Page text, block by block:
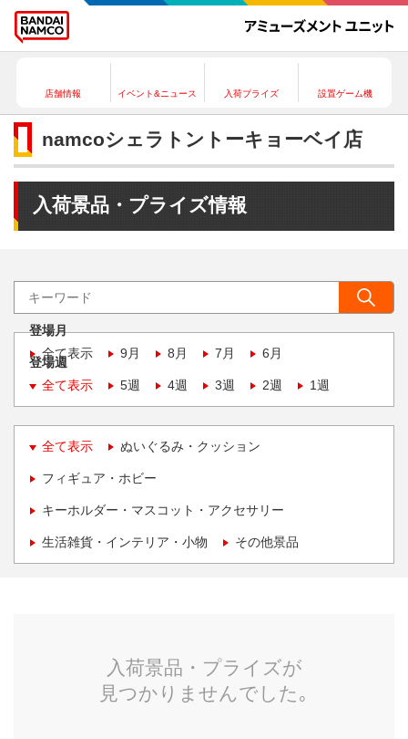
店舗情報 イベント&ニュース 入荷プライズ 設置ゲーム機
namcoシェラトントーキョーベイ店
入荷景品・プライズ情報
登場月
全て表示
9月 8月 7月 6月
登場週
全て表示
5週 4週 3週 2週 1週
全て表示 ぬいぐるみ・クッション
フィギュア・ホビー
キーホルダー・マスコット・アクセサリー
生活雑貨・インテリア・小物 その他景品